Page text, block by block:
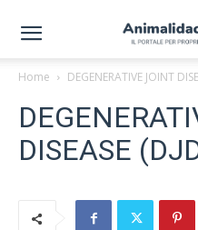
Home DEGENERATIVE JOINT
DISEASE